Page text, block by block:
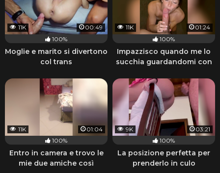
11K
00:49
100%
Moglie e marito si divertono
col trans
11K
01:24
100%
Impazzisco quando me lo
succhia guardandomi con
11K
01:04
100%
Entro in camera e trovo le
mie due amiche così
9K
03:21
100%
La posizione perfetta per
prenderlo in culo